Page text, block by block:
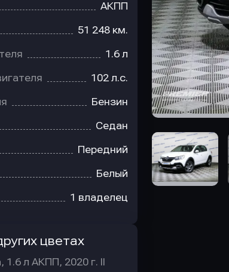
АКПП
51 248 км.
1.6 л
102 л.с.
Бензин
Седан
Передний
Белый
1 владелец
цветах
1.6 л АКПП, 2020 г. II